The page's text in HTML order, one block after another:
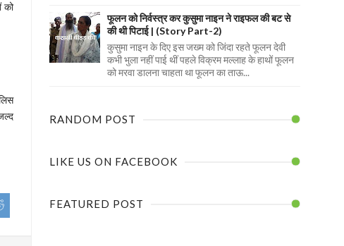
को
फूलन को निर्वस्त्र कर कुसुमा नाइन ने राइफल की बट से
की थी पिटाई | (Story Part-2)
कुसुमा नाइन के दिए इस जख्म को जिंदा रहते फूलन देवी
कभी भुला नहीं पाई थीं पहले विक्रम मल्लाह के हाथों फूलन
को मरवा डालना चाहता था फूलन का ताऊ...
RANDOM POST
LIKE US ON FACEBOOK
FEATURED POST